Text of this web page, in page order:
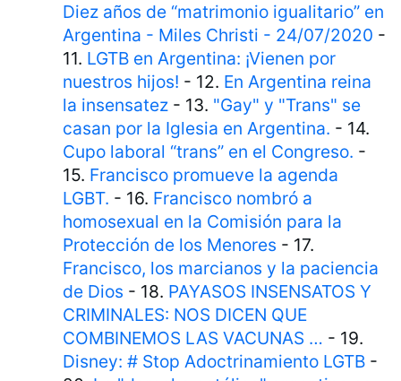
Diez años de “matrimonio igualitario” en
Argentina - Miles Christi - 24/07/2020 -
11. LGTB en Argentina: ¡Vienen por
nuestros hijos! - 12. En Argentina reina
la insensatez - 13. "Gay" y "Trans" se
casan por la Iglesia en Argentina. - 14.
Cupo laboral “trans” en el Congreso. -
15. Francisco promueve la agenda
LGBT. - 16. Francisco nombró a
homosexual en la Comisión para la
Protección de los Menores - 17.
Francisco, los marcianos y la paciencia
de Dios - 18. PAYASOS INSENSATOS Y
CRIMINALES: NOS DICEN QUE
COMBINEMOS LAS VACUNAS … - 19.
Disney: # Stop Adoctrinamiento LGTB -